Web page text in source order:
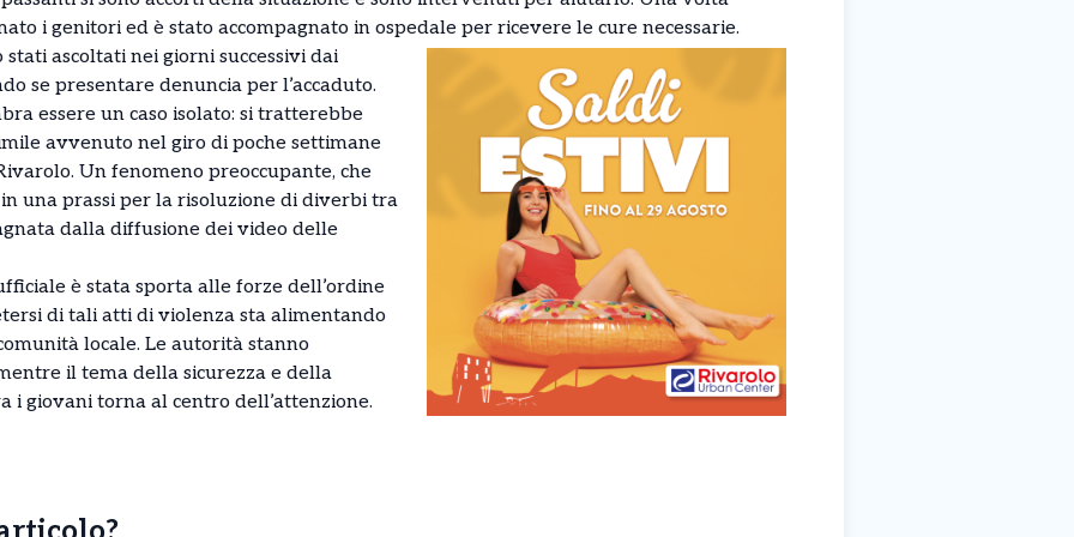
i genitori ed è stato accompagnato in ospedale per ricevere le cure necessarie.
ascoltati nei giorni successivi dai
se presentare denuncia per l’accaduto.
essere un caso isolato: si tratterebbe
avvenuto nel giro di poche settimane
Un fenomeno preoccupante, che
una prassi per la risoluzione di diverbi tra
dalla diffusione dei video delle
è stata sporta alle forze dell’ordine
di tali atti di violenza sta alimentando
locale. Le autorità stanno
il tema della sicurezza e della
i giovani torna al centro dell’attenzione.